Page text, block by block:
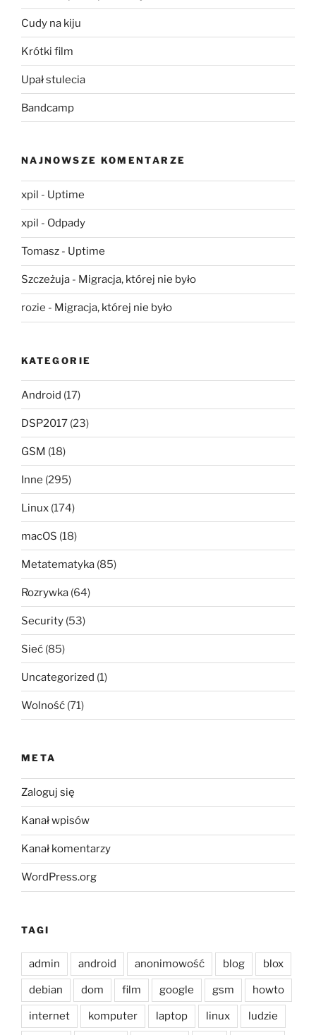
Cudy na kiju
Krótki film
Upał stulecia
Bandcamp
NAJNOWSZE KOMENTARZE
xpil - Uptime
xpil - Odpady
Tomasz - Uptime
Szczeżuja - Migracja, której nie było
rozie - Migracja, której nie było
KATEGORIE
Android (17)
DSP2017 (23)
GSM (18)
Inne (295)
Linux (174)
macOS (18)
Metatematyka (85)
Rozrywka (64)
Security (53)
Sieć (85)
Uncategorized (1)
Wolność (71)
META
Zaloguj się
Kanał wpisów
Kanał komentarzy
WordPress.org
TAGI
admin android anonimowość blog blox
debian dom film google gsm howto
internet komputer laptop linux ludzie